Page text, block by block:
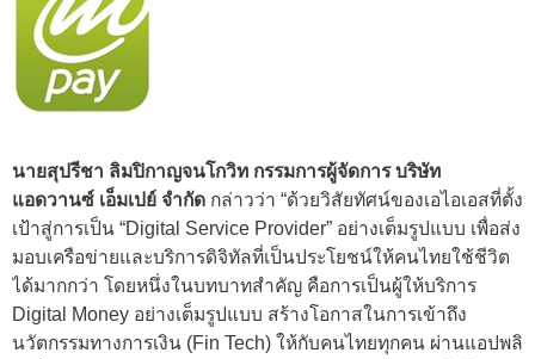
นายสุปรีชา ลิมปิกาญจนโกวิท กรรมการผู้จัดการ บริษัท
แอดวานซ์ เอ็มเปย์ จำกัด กล่าวว่า “ด้วยวิสัยทัศน์ของเอไอเอสที่ตั้ง
เป้าสู่การเป็น “Digital Service Provider” อย่างเต็มรูปแบบ เพื่อส่ง
มอบเครือข่ายและบริการดิจิทัลที่เป็นประโยชน์ให้คนไทยใช้ชีวิต
ได้มากกว่า โดยหนึ่งในบทบาทสำคัญ คือการเป็นผู้ให้บริการ
Digital Money อย่างเต็มรูปแบบ สร้างโอกาสในการเข้าถึง
นวัตกรรมทางการเงิน (Fin Tech) ให้กับคนไทยทุกคน ผ่านแอปพลิ